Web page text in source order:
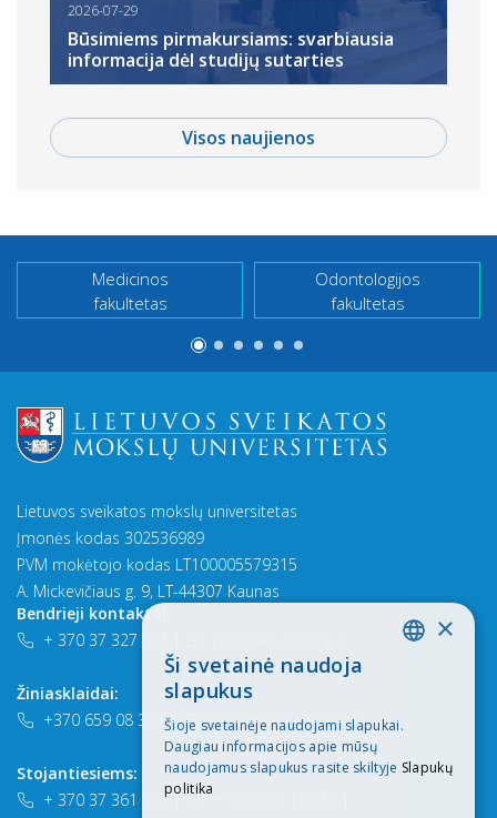
2026-07-29
Būsimiems pirmakursiams: svarbiausia
informacija dėl studijų sutarties
Visos naujienos
Medicinos
fakultetas
Odontologijos
fakultetas
Lietuvos sveikatos mokslų universitetas
Įmonės kodas 302536989
PVM mokėtojo kodas LT100005579315
A. Mickevičiaus g. 9, LT-44307 Kaunas
Bendrieji kontaktai:
+ 370 37 327 201
Žiniasklaidai:
+370 659 08 384
| komunikacija@lsmu.lt
Stojantiesiems:
+ 370 37 361 902 |
×
Ši svetainė naudoja
slapukus
Šioje svetainėje naudojami slapukai.
Daugiau informacijos apie mūsų
naudojamus slapukus rasite skiltyje Slapukų
politika